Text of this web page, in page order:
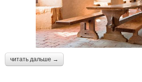
читать дальше →